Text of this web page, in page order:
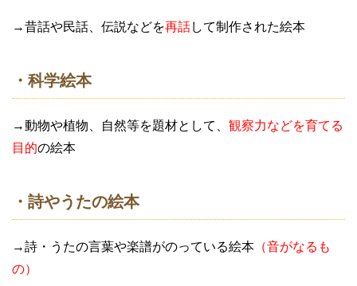
→昔話や民話、伝説などを再話して制作された絵本
・科学絵本
→動物や植物、自然等を題材として、 観察力などを育てる
目的の絵本
・詩やうたの絵本
→詩・うたの言葉や楽譜がのっている絵本 （音がなるも
の）